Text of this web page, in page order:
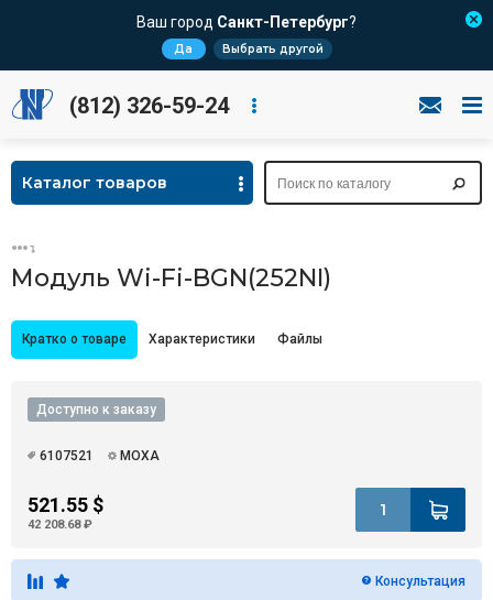
Ваш город Санкт-Петербург?
Да Выбрать другой
(812) 326-59-24
Каталог товаров
Модуль Wi-Fi-BGN(252NI)
Кратко о товаре Характеристики Файлы
Доступно к заказу
6107521 MOXA
521.55 $
42 208.68 ₽
Консультация